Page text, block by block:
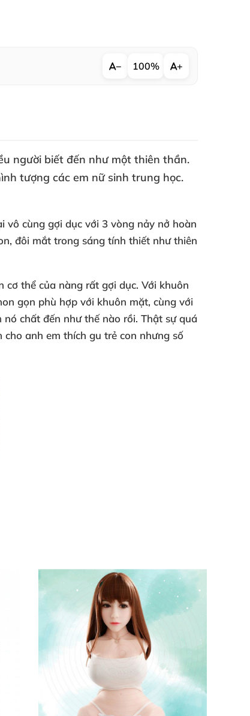
− 100% +
người biết đến như một thiên thần.
tượng các em nữ sinh trung học.
vô cùng gợi dục với 3 vòng nảy nở hoàn
, đôi mắt trong sáng tính thiết như thiên
cơ thể của nàng rất gợi dục. Với khuôn
gọn phù hợp với khuôn mặt, cùng với
chất đến như thế nào rồi. Thật sựquá
cho anh em thích gu trẻ con nhưng số